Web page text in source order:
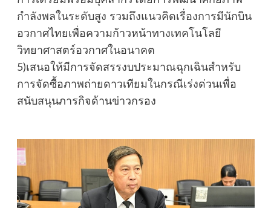
กำลังพลในระดับสูง รวมถึงแนวคิดเรื่องการมีนักบิน
อวกาศไทยเพื่อความก้าวหน้าทางเทคโนโลยี
วิทยาศาสตร์อวกาศในอนาคต
5)เสนอให้มีการจัดสรรงบประมาณฉุกเฉินสำหรับ
การจัดซื้อภาพถ่ายดาวเทียมในกรณีเร่งด่วนเพื่อ
สนับสนุนภารกิจด้านข่าวกรอง